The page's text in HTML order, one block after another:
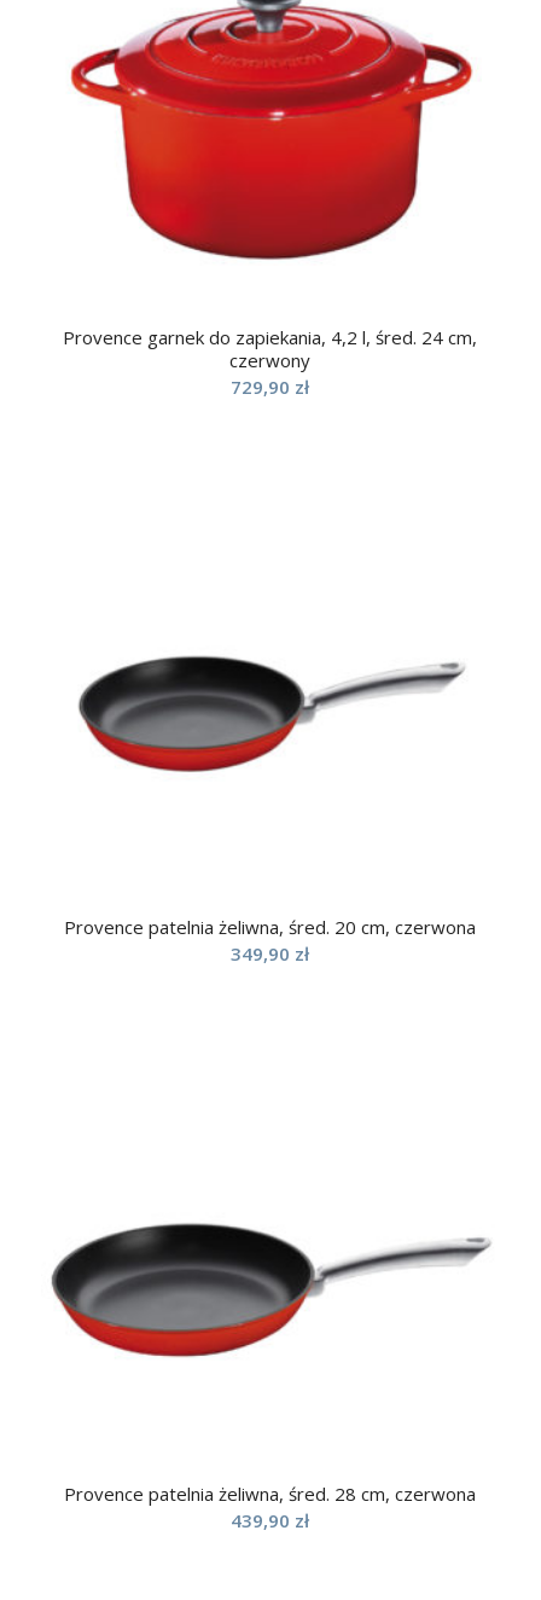
Provence garnek do zapiekania, 4,2 l, śred. 24 cm,
czerwony
729,90 zł
Provence patelnia żeliwna, śred. 20 cm, czerwona
349,90 zł
Provence patelnia żeliwna, śred. 28 cm, czerwona
439,90 zł